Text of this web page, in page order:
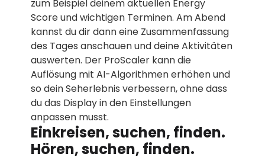
zum Beispiel deinem aktuellen Energy
Score und wichtigen Terminen. Am Abend
kannst du dir dann eine Zusammenfassung
des Tages anschauen und deine Aktivitäten
auswerten. Der ProScaler kann die
Auflösung mit AI-Algorithmen erhöhen und
so dein Seherlebnis verbessern, ohne dass
du das Display in den Einstellungen
anpassen musst.
Einkreisen, suchen, finden.
Hören, suchen, finden.